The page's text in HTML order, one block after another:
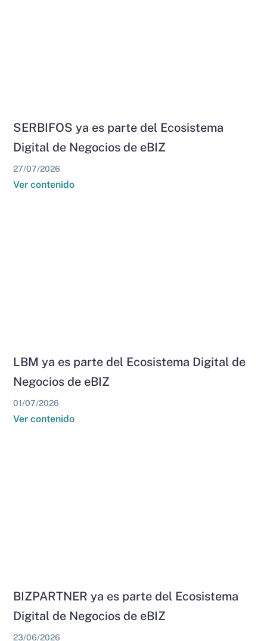
SERBIFOS ya es parte del Ecosistema
Digital de Negocios de eBIZ
27/07/2026
Ver contenido
LBM ya es parte del Ecosistema Digital de
Negocios de eBIZ
01/07/2026
Ver contenido
BIZPARTNER ya es parte del Ecosistema
Digital de Negocios de eBIZ
23/06/2026